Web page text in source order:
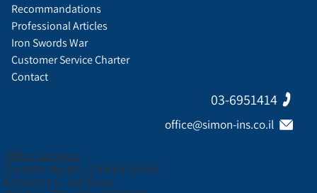
Office address:
Canada House, 3 Nirim Street
Entrance C, 3rd floor
03-6951414
office@simon-ins.co.il
Recommandations
Professional Articles
Iron Swords War
Customer Service Charter
Contact